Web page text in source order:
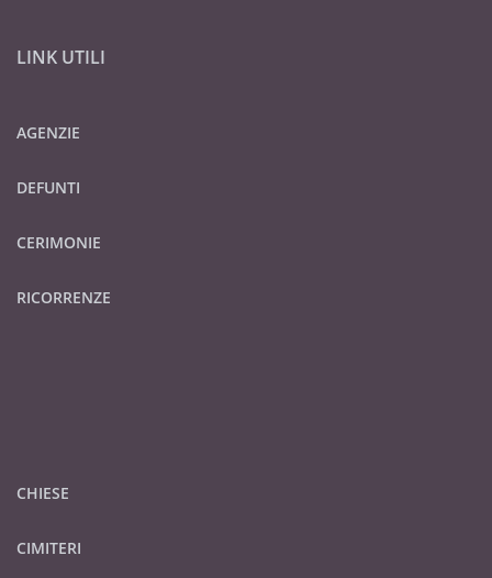
LINK UTILI
AGENZIE
DEFUNTI
CERIMONIE
RICORRENZE
CHIESE
CIMITERI